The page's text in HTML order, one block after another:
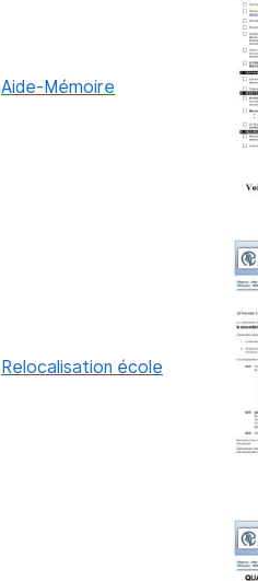
Aide-Mémoire
Relocalisation école